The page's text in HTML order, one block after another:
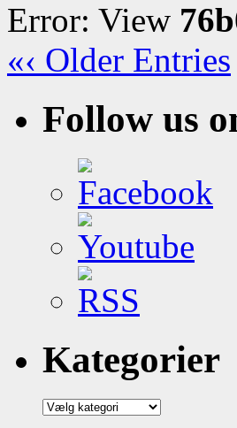
Error: View
«‹ Older Entries
Follow us
Kategorier
Kategorier